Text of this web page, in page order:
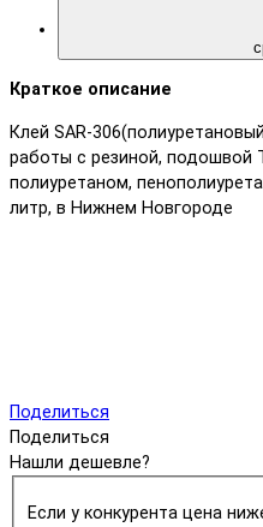
Краткое описание
Клей SAR-
работы с резиной, подошвой
полиуретаном,
литр, в Нижнем Новгороде
Поделиться
Поделиться
Нашли дешевле?
Если у конкурента цена